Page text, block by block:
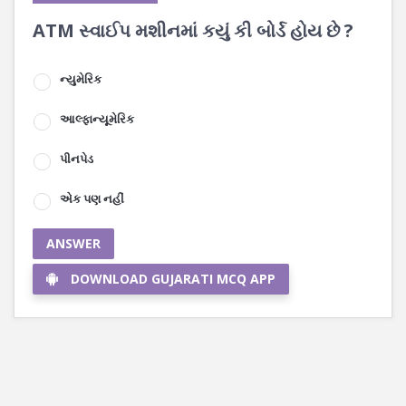
ATM સ્વાઈપ મશીનમાં કયું કી બોર્ડ હોય છે ?
ન્યુમેરિક
આલ્ફાન્યૂમેરિક
પીનપેડ
એક પણ નહીં
ANSWER
DOWNLOAD GUJARATI MCQ APP